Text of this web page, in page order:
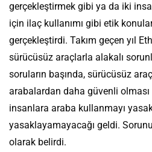
gerçekleştirmek gibi ya da iki
için ilaç kullanımı gibi etik
gerçekleştirdi. Takım geçen yıl
sürücüsüz araçlarla alakalı
soruların başında, sürücüsüz
arabalardan daha güvenli
insanlara araba kullanmayı
yasaklayamayacağı geldi.
olarak belirdi.